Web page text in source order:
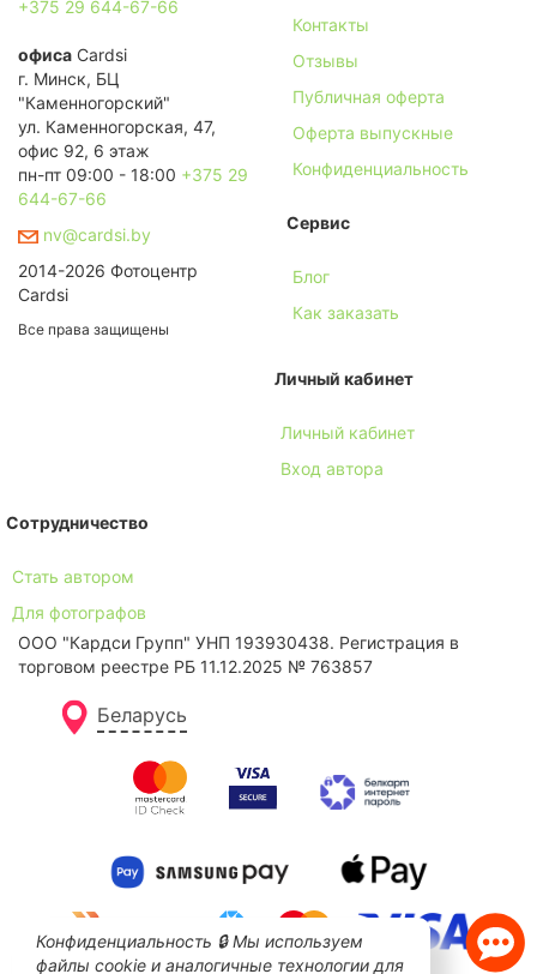
Конфиденциальность 🔒 Мы используем
файлы cookie и аналогичные технологии для
+375 29 644-67-66
офиса Cardsi
г. Минск, БЦ
"Каменногорский"
ул. Каменногорская, 47,
офис 92, 6 этаж
пн-пт 09:00 - 18:00 +375 29
644-67-66
nv@cardsi.by
2014-2026 Фотоцентр
Cardsi
Все права защищены
Контакты
Отзывы
Публичная оферта
Оферта выпускные
Конфиденциальность
Сервис
Блог
Как заказать
Личный кабинет
Личный кабинет
Вход автора
Сотрудничество
Стать автором
Для фотографов
ООО "Кардси Групп" УНП 193930438. Региcтрация в
торговом реестре РБ 11.12.2025 № 763857
Беларусь